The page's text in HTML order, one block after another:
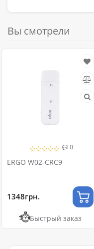
Вы смотрели
0
ERGO W02-CRC9
1348грн.
Быстрый заказ